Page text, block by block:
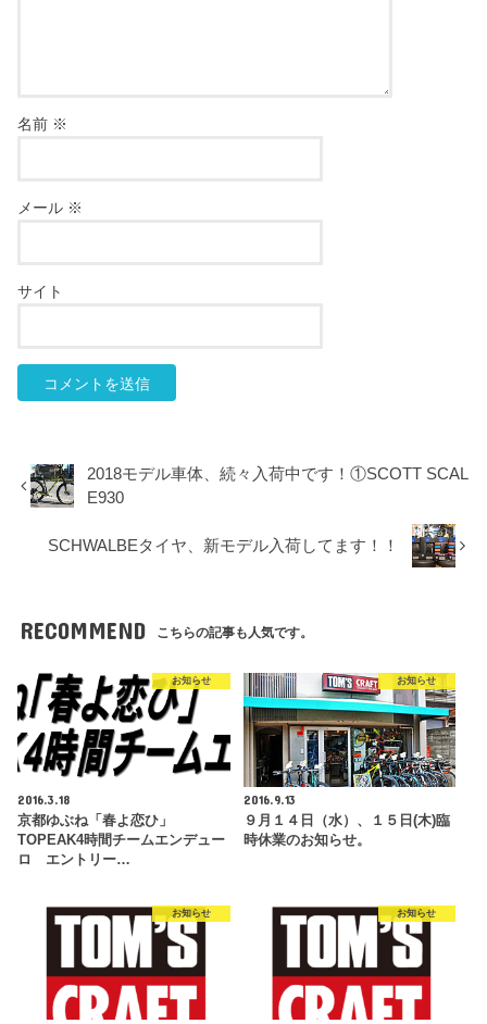
名前 ※
メール ※
サイト
2018モデル車体、続々入荷中です！①SCOTT SCAL
E930
SCHWALBEタイヤ、新モデル入荷してます！！
RECOMMEND こちらの記事も人気です。
お知らせ
2016.3.18
京都ゆぶね「春よ恋ひ」
TOPEAK4時間チームエンデュー
ロ エントリー…
お知らせ
2016.9.13
９月１４日（水）、１５日(木)臨
時休業のお知らせ。
お知らせ お知らせ